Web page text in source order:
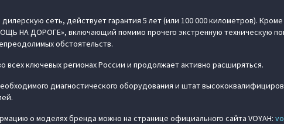
сеть, действует гарантия 5 лет (или 100 000 километров).
НА ДОРОГЕ», включающий помимо прочего экстренную техническую
обстоятельств.
ключевых регионах России и продолжает активно расширяться.
диагностического оборудования и штат
о моделях бренда можно на странице официального сайта VOYAH: